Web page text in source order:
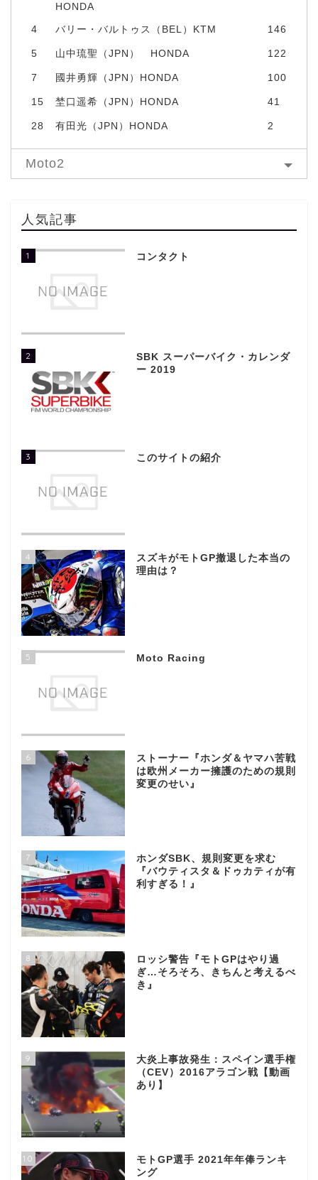
HONDA
4
バリー・バルトゥス（BEL）KTM 146
5 山中琉聖（JPN） HONDA 122
7 國井勇輝（JPN）HONDA 100
15 埜口遥希（JPN）HONDA 41
28 有田光（JPN）HONDA 2
Moto2
人気記事
1 コンタクト
2
SBK スーパーバイク・カレンダ
ー 2019
3 このサイトの紹介
4
スズキがモトGP撤退した本当の
理由は？
5 Moto Racing
6
ストーナー『ホンダ＆ヤマハ苦戦
は欧州メーカー擁護のための規則
変更のせい』
7
ホンダSBK、規則変更を求む
『バウティスタ＆ドゥカティが有
利すぎる！』
8
ロッシ警告『モトGPはやり過
ぎ…そろそろ、きちんと考えるべ
き』
9
大炎上事故発生：スペイン選手権
（CEV）2016アラゴン戦【動画
あり】
10
モトGP選手 2021年年俸ランキ
ング